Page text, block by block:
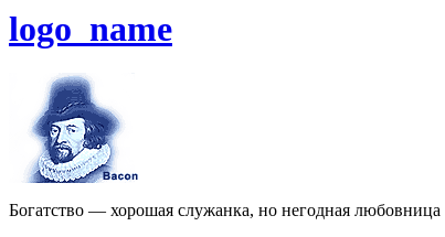
logo_name
Богатство — хорошая служанка, но негодная любовница